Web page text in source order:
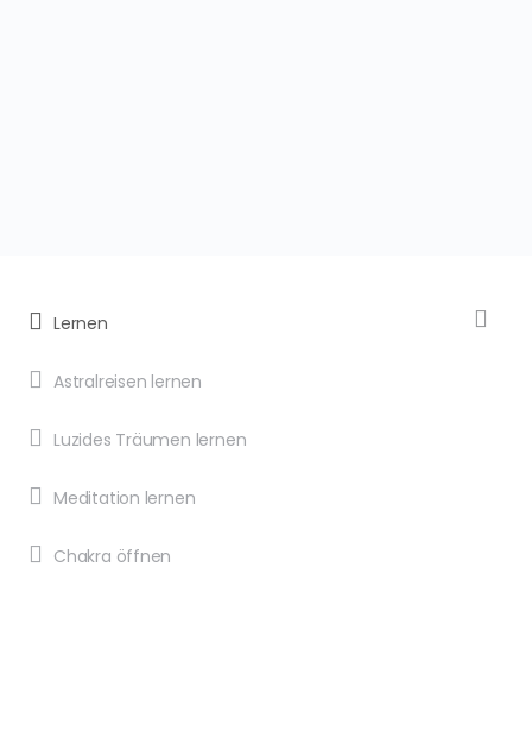
Lernen
Astralreisen lernen
Luzides Träumen lernen
Meditation lernen
Chakra öffnen